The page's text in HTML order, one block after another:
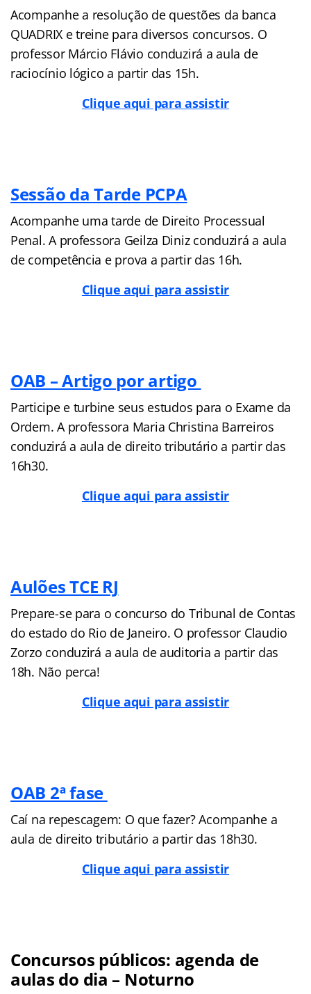
Acompanhe a resolução de questões da banca
QUADRIX e treine para diversos concursos. O
professor Márcio Flávio conduzirá a aula de
raciocínio lógico a partir das 15h.
Clique aqui para assistir
Sessão da Tarde PCPA
Acompanhe uma tarde de Direito Processual
Penal. A professora Geilza Diniz conduzirá a aula
de competência e prova a partir das 16h.
Clique aqui para assistir
OAB – Artigo por artigo
Participe e turbine seus estudos para o Exame da
Ordem. A professora Maria Christina Barreiros
conduzirá a aula de direito tributário a partir das
16h30.
Clique aqui para assistir
Aulões TCE RJ
Prepare-se para o concurso do Tribunal de Contas
do estado do Rio de Janeiro. O professor Claudio
Zorzo conduzirá a aula de auditoria a partir das
18h. Não perca!
Clique aqui para assistir
OAB 2ª fase
Caí na repescagem: O que fazer? Acompanhe a
aula de direito tributário a partir das 18h30.
Clique aqui para assistir
Concursos públicos: agenda de
aulas do dia – Noturno